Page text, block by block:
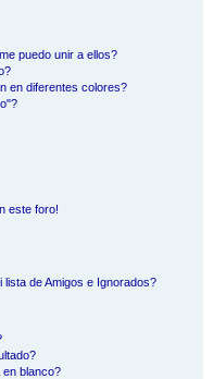
puedo unir a ellos?
en diferentes colores?
este foro!
de Amigos e Ignorados?
en blanco?